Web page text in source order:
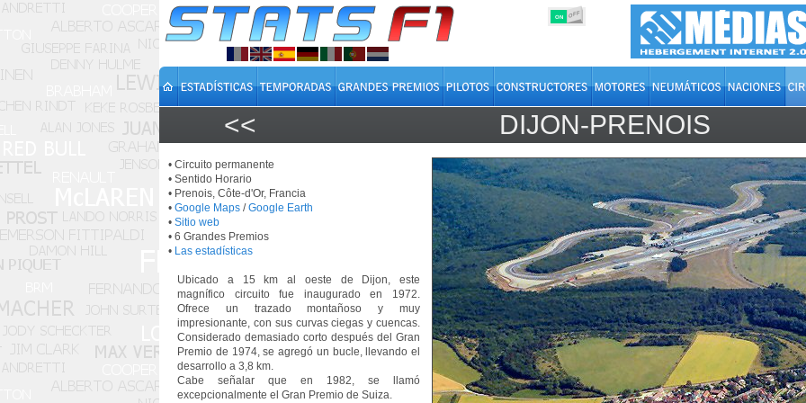
ON OFF
<< DIJON-PRENOIS
• Circuito permanente
• Sentido Horario
• Prenois, Côte-d'Or, Francia
• Google Maps /Google Earth
• Sitio web
• 6 Grandes Premios
• Las estadísticas
Ubicado a 15 km al oeste de Dijon, este
magnífico circuito fue inaugurado en 1972.
Ofrece un trazado montañoso y muy
impresionante, con sus curvas ciegas y cuencas.
Considerado demasiado corto después del Gran
Premio de 1974, se agregó un bucle, llevando el
desarrollo a 3,8 km.
Cabe señalar que en 1982, se llamó
excepcionalmente el Gran Premio de Suiza.